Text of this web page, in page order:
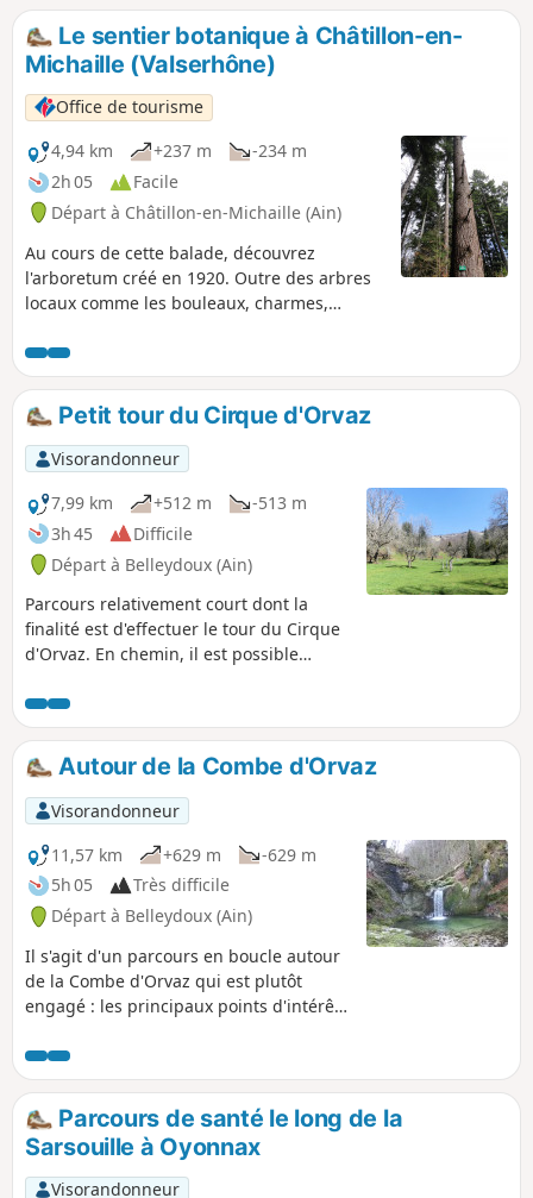
Le sentier botanique à Châtillon-en-
Michaille (Valserhône)
Office de tourisme
4,94 km
+237 m
-234 m
2h 05
Facile
Départ à Châtillon-en-Michaille (Ain)
Au cours de cette balade, découvrez
l'arboretum créé en 1920. Outre des arbres
locaux comme les bouleaux, charmes,
exotiques : cèdres du Liban, chênes
rouges... Soit une vingtaine d'essences
répertoriées et étiquetées.
Petit tour du Cirque d'Orvaz
Visorandonneur
7,99 km
+512 m
-513 m
3h 45
Difficile
Départ à Belleydoux (Ain)
Parcours relativement court dont la
finalité est d'effectuer le tour du Cirque
d'Orvaz. En chemin, il est possible
La randonnée a été classifiée "difficile"
en raison de quelques portions raides et
de quelques passages potentiellement
exposés aux chutes de pierres.
Autour de la Combe d'Orvaz
Visorandonneur
11,57 km
+629 m
-629 m
5h 05
Très difficile
Départ à Belleydoux (Ain)
Il s'agit d'un parcours en boucle autour
de la Combe d'Orvaz qui est plutôt
engagé : les principaux points d'intérêts
Sémine et de ses cascades, le plateau
aux alentours de la Combe d'Évuaz, puis
ensuite les Roches d'Orvaz et son
cirque.Parcours de santé le long de la
Sarsouille à Oyonnax
Visorandonneur